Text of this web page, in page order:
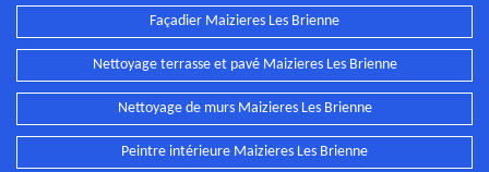
Façadier Maizieres Les Brienne
Nettoyage terrasse et pavé Maizieres Les Brienne
Nettoyage de murs Maizieres Les Brienne
Peintre intérieure Maizieres Les Brienne